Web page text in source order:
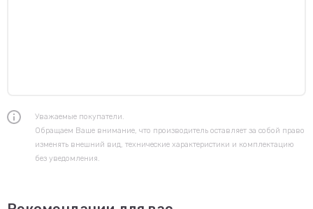
Уважаемые покупатели.
Обращаем Ваше внимание, что производитель оставляет за собой право
изменять внешний вид, технические характеристики и комплектацию
без уведомления.